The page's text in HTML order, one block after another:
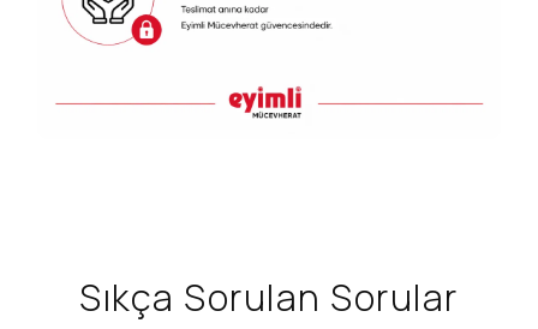
Sıkça Sorulan Sorular